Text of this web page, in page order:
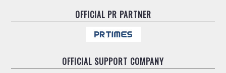
OFFICIALPR PARTNER
OFFICIAL SUPPORT COMPANY